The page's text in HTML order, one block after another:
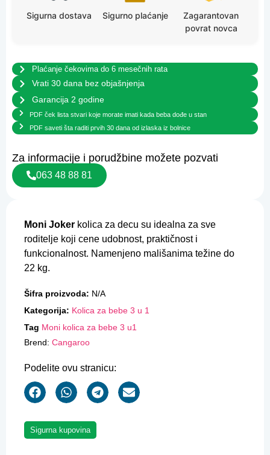
Moni Joker kolica za decu su idealna za sve
roditelje koji cene udobnost, praktičnost i
funkcionalnost. Namenjeno mališanima težine do
22 kg.
Šifra proizvoda: N/A
Kategorija: Kolica za bebe 3 u 1
Tag Moni kolica za bebe 3 u1
Brend: Cangaroo
Podelite ovu stranicu:
Sigurna kupovina
Sigurna dostava Sigurno plaćanje
Zagarantovan
povrat novca
Plaćanje čekovima do 6 mesečnih rata
Vrati 30 dana bez objašnjenja
Garancija 2 godine
PDF ček lista stvari koje morate imati kada beba dođe u stan
PDF saveti šta raditi prvih 30 dana od izlaska iz bolnice
Za informacije i porudžbine možete pozvati
063 48 88 81